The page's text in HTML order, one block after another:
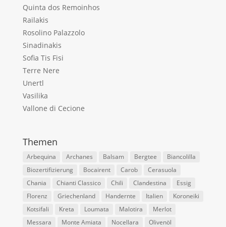
Quinta dos Remoinhos
Railakis
Rosolino Palazzolo
Sinadinakis
Sofia Tis Fisi
Terre Nere
Unertl
Vasilika
Vallone di Cecione
Themen
Arbequina Archanes Balsam Bergtee
Biancolilla
Biozertifizierung
Bocairent Carob
Cerasuola
Chania
Chianti Classico Chili Clandestina
Essig
Florenz
Griechenland Handernte Italien
Koroneiki
Kotsifali
Kreta Loumata Malotira
Merlot
Messara
Monte Amiata Nocellara
Olivenöl